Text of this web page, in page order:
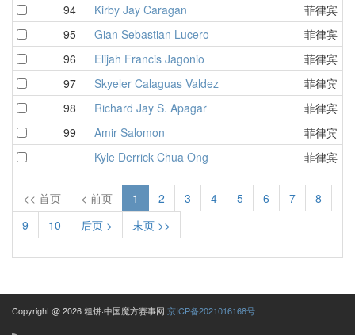
94
Kirby Jay Caragan 菲律宾
95
Gian Sebastian Lucero 菲律宾
96
Elijah Francis Jagonio 菲律宾
97
Skyeler Calaguas Valdez 菲律宾
98
Richard Jay S. Apagar 菲律宾
99
Amir Salomon 菲律宾
Kyle Derrick Chua Ong
菲律宾
<< 首页 < 前页 1 2 3 4 5 6 7
8
9
10 后页 > 末页 >>
Copyright @ 2026 粗饼·中国魔方赛事网 京ICP备2021016168号